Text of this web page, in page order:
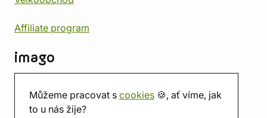
Můžeme pracovat s cookies 🍪, ať víme, jak
to u nás žije?
Affiliate program
imago
Prodejna
Herna